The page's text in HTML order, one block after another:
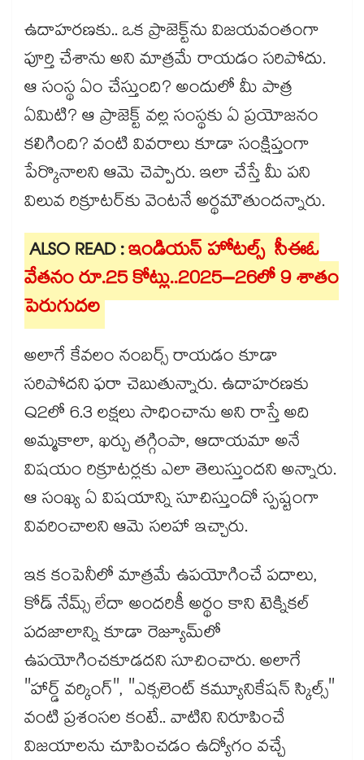
ఉదాహరణకు.. ఒక ప్రాజెక్ట్‌ను విజయవంతంగా
పూర్తి చేశాను అని మాత్రమే రాయడం సరిపోదు.
ఆ సంస్థ ఏం చేస్తుంది? అందులో మీ పాత్ర
ఏమిటి? ఆ ప్రాజెక్ట్ వల్ల సంస్థకు ఏ ప్రయోజనం
కలిగింది? వంటి వివరాలు కూడా సంక్షిప్తంగా
పేర్కొనాలని ఆమె చెప్పారు. ఇలా చేస్తే మీ పని
విలువ రిక్రూటర్‌కు వెంటనే అర్థమౌతుందన్నారు.
ALSO READ :ఇండియన్ హోటల్స్ సీఈఓ
వేతనం రూ.25 కోట్లు..2025–26లో 9 శాతం
పెరుగుదల
అలాగే కేవలం నంబర్స్ రాయడం కూడా
సరిపోదని ఫరా చెబుతున్నారు. ఉదాహరణకు
Q2లో 6.3 లక్షలు సాధించాను అని రాస్తే అది
అమ్మకాలా, ఖర్చు తగ్గింపా, ఆదాయమా అనే
విషయం రిక్రూటర్లకు ఎలా తెలుస్తుందని అన్నారు.
ఆ సంఖ్య ఏ విషయాన్ని సూచిస్తుందో స్పష్టంగా
వివరించాలని ఆమె సలహా ఇచ్చారు.
ఇక కంపెనీలో మాత్రమే ఉపయోగించే పదాలు,
కోడ్ నేమ్స్ లేదా అందరికీ అర్థం కాని టెక్నికల్
పదజాలాన్ని కూడా రెజ్యూమ్‌లో
ఉపయోగించకూడదని సూచించారు. అలాగే
"హార్డ్ వర్కింగ్", "ఎక్సలెంట్ కమ్యూనికేషన్ స్కిల్స్"
వంటి ప్రశంసల కంటే.. వాటిని నిరూపించే
విజయాలను చూపించడం ఉద్యోగం వచ్చే